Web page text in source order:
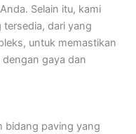
Selain itu, kami
tersedia, dari yang
untuk memastikan
gaya dan
bidang paving yang